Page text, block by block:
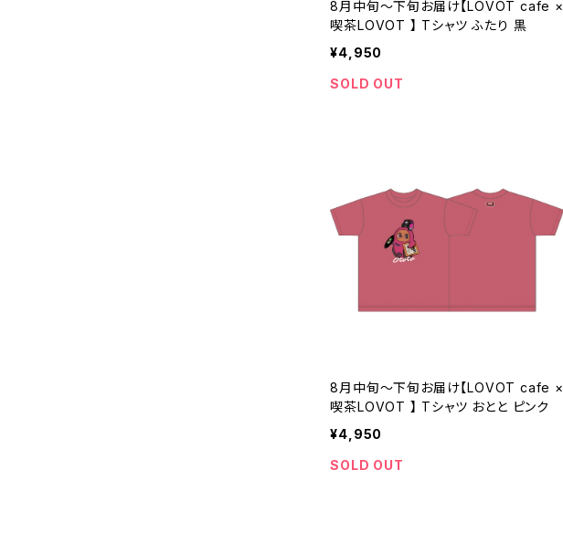
8月中旬～下旬お届け【LOVOT cafe ×
喫茶LOVOT 】 Tシャツ ふたり 黒
¥4,950
SOLD OUT
8月中旬～下旬お届け【LOVOT cafe ×
喫茶LOVOT 】 Tシャツ おとと ピンク
¥4,950
SOLD OUT